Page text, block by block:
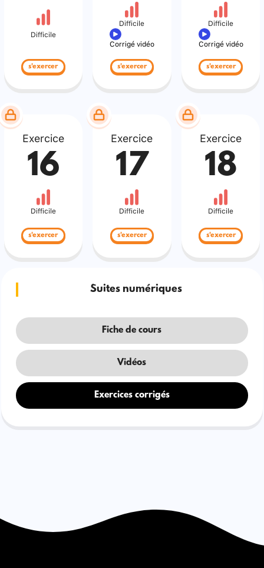
Difficile
s'exercer
Difficile
Corrigé vidéo
s'exercer
Difficile
Corrigé vidéo
s'exercer
Exercice
16
Difficile
s'exercer
Exercice
17
Difficile
s'exercer
Exercice
18
Difficile
s'exercer
Suites numériques
Fiche de cours
Vidéos
Exercices corrigés